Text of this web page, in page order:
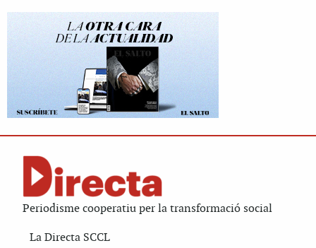
Periodisme cooperatiu per la transformació social
La Directa SCCL